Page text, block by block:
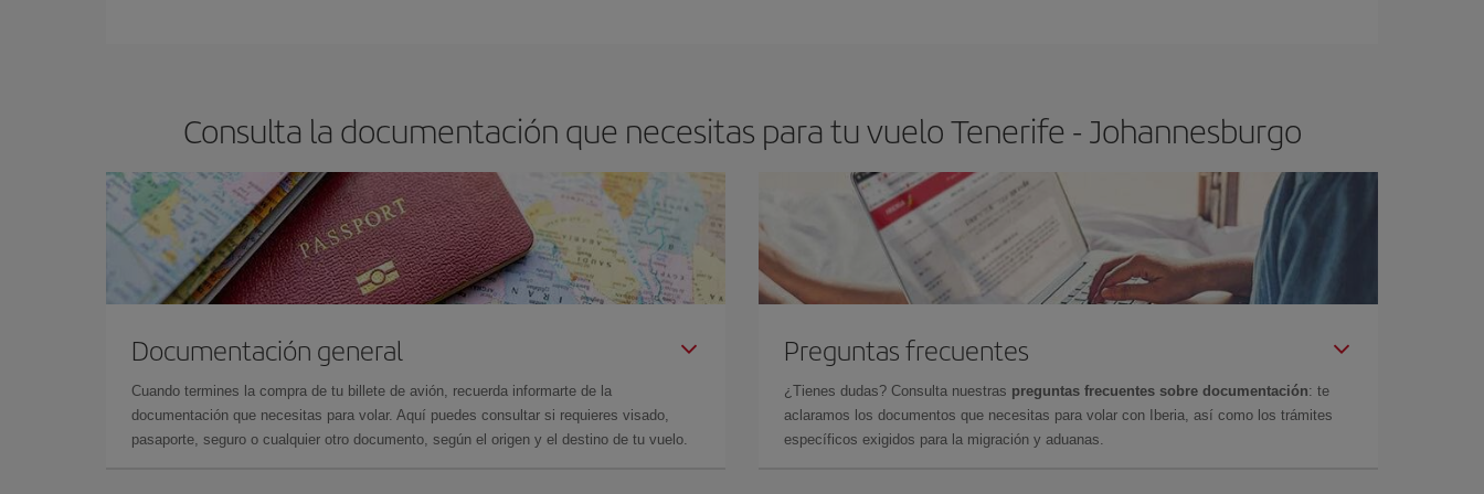
Consulta la documentación que necesitas para tu vuelo Tenerife - Johannesburgo
Documentación general
Cuando termines la compra de tu billete de avión, recuerda informarte de la
documentación que necesitas para volar. Aquí puedes consultar si requieres visado,
pasaporte, seguro o cualquier otro documento, según el origen y el destino de tu vuelo.
Preguntas frecuentes
¿Tienes dudas? Consulta nuestras preguntas frecuentes sobre documentación: te
aclaramos los documentos que necesitas para volar con Iberia, así como los trámites
específicos exigidos para la migración y aduanas.